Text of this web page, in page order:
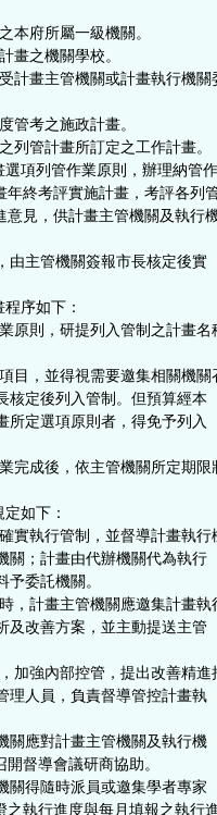
本府所屬一級機關。
畫之機關學校。
計畫主管機關或計畫執行機關
管考之施政計畫。
列管計畫所訂定之工作計畫。
項列管作業原則，辦理納管
終考評實施計畫，考評各列
見，供計畫主管機關及執行
主管機關簽報市長核定後實
序如下：
原則，研提列入管制之計畫名
目，並得視需要邀集相關機關
定後列入管制。但預算經本
定選項原則者，得免予列入
完成後，依主管機關所定期限
如下：
實執行管制，並督導計畫執行
；計畫由代辦機關代為執行
委託機關。
，計畫主管機關應邀集計畫執
改善方案，並主動提送主管
加強內部控管，提出改善精進
人員，負責督導管控計畫執
應對計畫主管機關及執行機
督導會議研商協助。
得隨時派員或邀集學者專家
執行進度與每月填報之執行